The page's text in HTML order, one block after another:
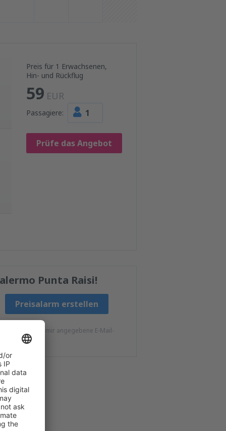
Preis für 1 Erwachsenen,
Hin- und Rückflug
59 EUR
Passagiere: 1
Prüfe das Angebot
Punta Raisi!
Preisalarm erstellen
an die von mir angegebene E-Mail-